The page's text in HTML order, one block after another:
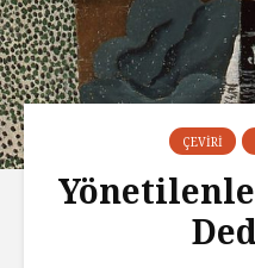
ÇEVIRI